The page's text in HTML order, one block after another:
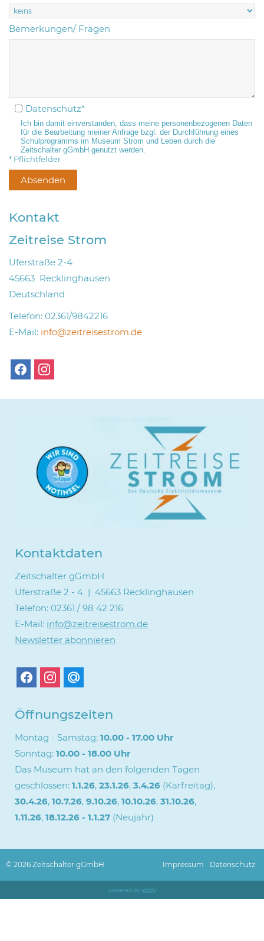
Bemerkungen/ Fragen
Datenschutz*
Ich bin damit einverstanden, dass meine personenbezogenen Daten
für die Bearbeitung meiner Anfrage bzgl. der Durchführung eines
Schulprogramms im Museum Strom und Leben durch die
Zeitschalter gGmbH genutzt werden.
* Pflichtfelder
Kontakt
Zeitreise Strom
Uferstraße 2-4
45663 Recklinghausen
Deutschland
Telefon: 02361/9842216
E-Mail: info@zeitreisestrom.de
Kontaktdaten
Zeitschalter gGmbH
Uferstraße 2 - 4 | 45663 Recklinghausen
Telefon: 02361 / 98 42 216
E-Mail: info@zeitreisestrom.de
Newsletter abonnieren
Öffnungszeiten
Montag - Samstag: 10.00 - 17.00 Uhr
Sonntag: 10.00 - 18.00 Uhr
Das Museum hat an den folgenden Tagen
geschlossen: 1.1.26, 23.1.26, 3.4.26 (Karfreitag),
30.4.26, 10.7.26, 9.10.26, 10.10.26, 31.10.26,
1.11.26, 18.12.26 - 1.1.27 (Neujahr)
© 2026 Zeitschalter gGmbH Impressum Datenschutz
powered by editly